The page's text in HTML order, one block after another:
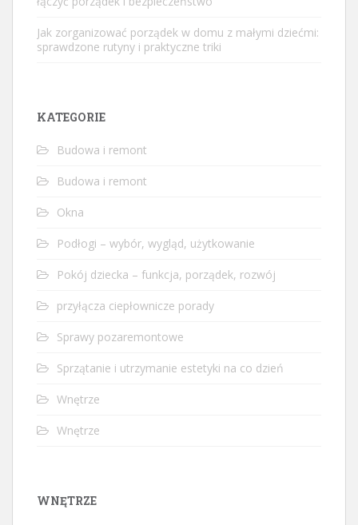
Jak zorganizować porządek w domu z małymi dziećmi:
sprawdzone rutyny i praktyczne triki
KATEGORIE
Budowa i remont
Budowa i remont
Okna
Podłogi – wybór, wygląd, użytkowanie
Pokój dziecka – funkcja, porządek, rozwój
przyłącza ciepłownicze porady
Sprawy pozaremontowe
Sprzątanie i utrzymanie estetyki na co dzień
Wnętrze
Wnętrze
WNĘTRZE